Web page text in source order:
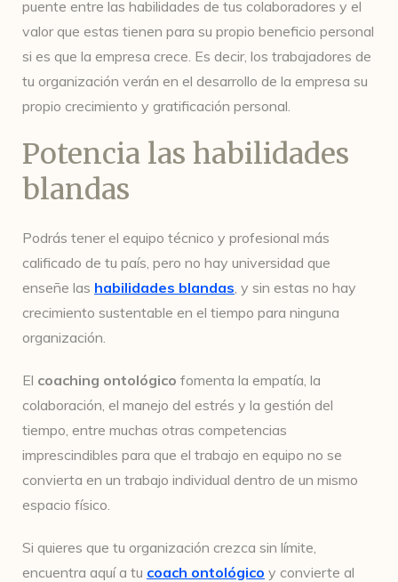
puente entre las habilidades de tus colaboradores y el
valor que estas tienen para su propio beneficio personal
si es que la empresa crece. Es decir, los trabajadores de
tu organización verán en el desarrollo de la empresa su
propio crecimiento y gratificación personal.
Potencia las habilidades
blandas
Podrás tener el equipo técnico y profesional más
calificado de tu país, pero no hay universidad que
enseñe las habilidades blandas, y sin estas no hay
crecimiento sustentable en el tiempo para ninguna
organización.
El coaching ontológico fomenta la empatía, la
colaboración, el manejo del estrés y la gestión del
tiempo, entre muchas otras competencias
imprescindibles para que el trabajo en equipo no se
convierta en un trabajo individual dentro de un mismo
espacio físico.
Si quieres que tu organización crezca sin límite,
encuentra aquí a tu coach ontológico y convierte al